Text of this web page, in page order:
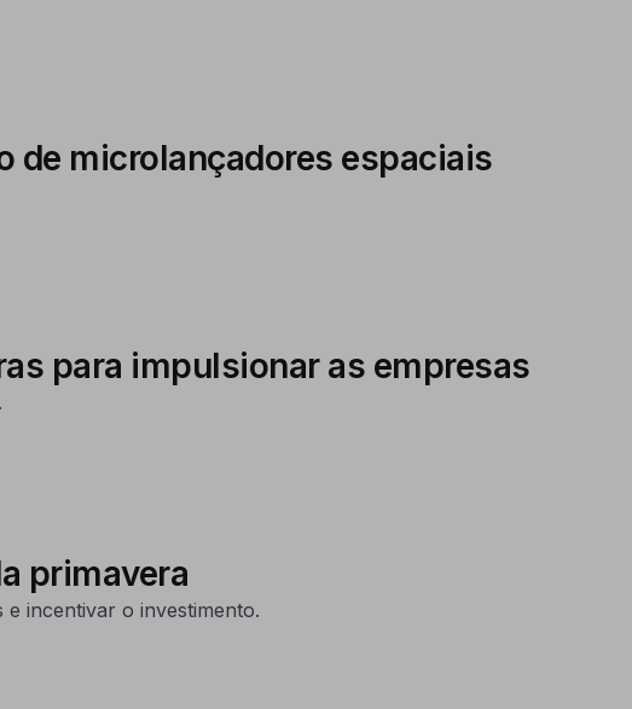
de microlançadores espaciais
para impulsionar as empresas
primavera
incentivar o investimento.